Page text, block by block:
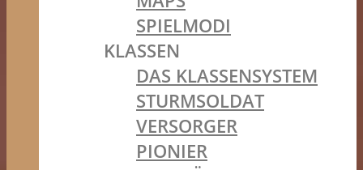
SPIELMODI
KLASSEN
DAS KLASSENSYSTEM
STURMSOLDAT
VERSORGER
PIONIER